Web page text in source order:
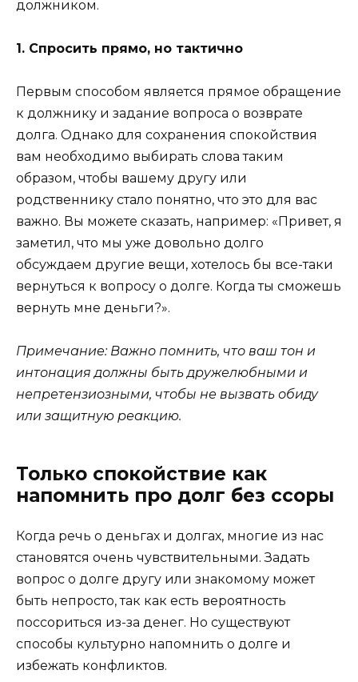
должником.
1. Спросить прямо, но тактично
Первым способом является прямое обращение
к должнику и задание вопроса о возврате
долга. Однако для сохранения спокойствия
вам необходимо выбирать слова таким
образом, чтобы вашему другу или
родственнику стало понятно, что это для вас
важно. Вы можете сказать, например: «Привет, я
заметил, что мы уже довольно долго
обсуждаем другие вещи, хотелось бы все-таки
вернуться к вопросу о долге. Когда ты сможешь
вернуть мне деньги?».
Примечание: Важно помнить, что ваш тон и
интонация должны быть дружелюбными и
непретензиозными, чтобы не вызвать обиду
или защитную реакцию.
Только спокойствие как
напомнить про долг без ссоры
Когда речь о деньгах и долгах, многие из нас
становятся очень чувствительными. Задать
вопрос о долге другу или знакомому может
быть непросто, так как есть вероятность
поссориться из-за денег. Но существуют
способы культурно напомнить о долге и
избежать конфликтов.